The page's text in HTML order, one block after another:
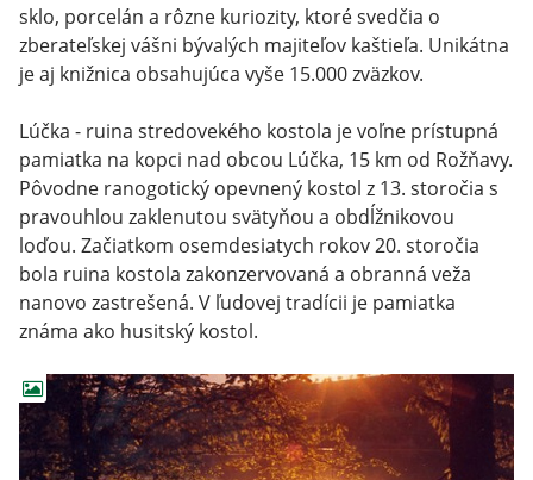
sklo, porcelán a rôzne kuriozity, ktoré svedčia o
zberateľskej vášni bývalých majiteľov kaštieľa. Unikátna
je aj knižnica obsahujúca vyše 15.000 zväzkov.
Lúčka - ruina stredovekého kostola je voľne prístupná
pamiatka na kopci nad obcou Lúčka, 15 km od Rožňavy.
Pôvodne ranogotický opevnený kostol z 13. storočia s
pravouhlou zaklenutou svätyňou a obdĺžnikovou
loďou. Začiatkom osemdesiatych rokov 20. storočia
bola ruina kostola zakonzervovaná a obranná veža
nanovo zastrešená. V ľudovej tradícii je pamiatka
známa ako husitský kostol.